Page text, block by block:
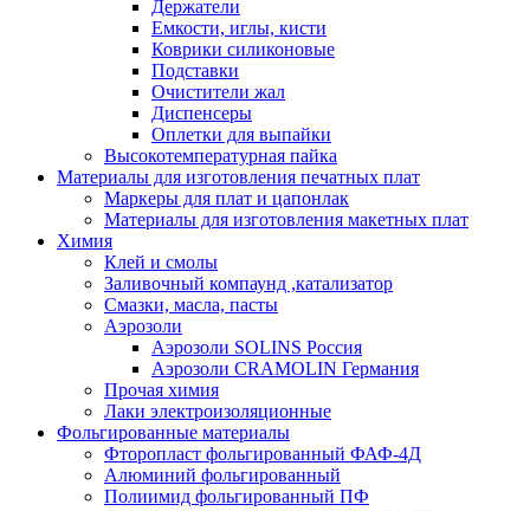
Держатели
Емкости, иглы, кисти
Коврики силиконовые
Подставки
Очистители жал
Диспенсеры
Оплетки для выпайки
Высокотемпературная пайка
Материалы для изготовления печатных плат
Маркеры для плат и цапонлак
Материалы для изготовления макетных плат
Химия
Клей и смолы
Заливочный компаунд ,катализатор
Смазки, масла, пасты
Аэрозоли
Аэрозоли SOLINS Россия
Аэрозоли CRAMOLIN Германия
Прочая химия
Лаки электроизоляционные
Фольгированные материалы
Фторопласт фольгированный ФАФ-4Д
Алюминий фольгированный
Полиимид фольгированный ПФ